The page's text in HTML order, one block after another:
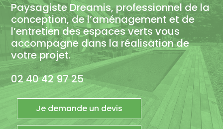
Paysagiste Dreamis, professionnel de la
conception, de l’aménagement et de
l’entretien des espaces verts vous
accompagne dans la réalisation de
votre projet.
02 40 42 97 25
Je demande un devis